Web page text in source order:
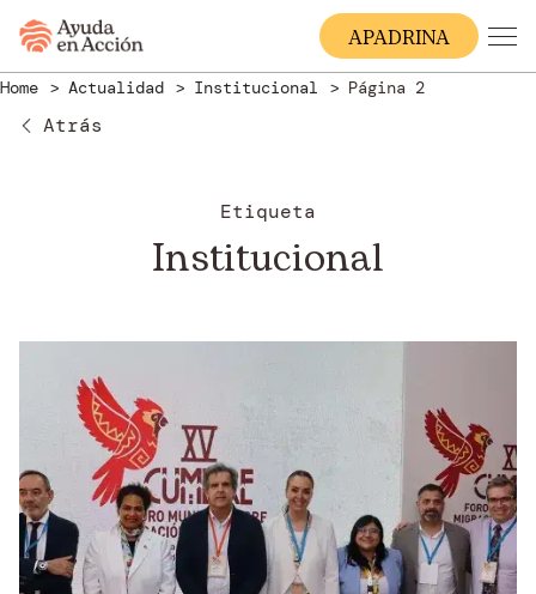
APADRINA
Home Actualidad Institucional Página 2
Atrás
Etiqueta
Institucional